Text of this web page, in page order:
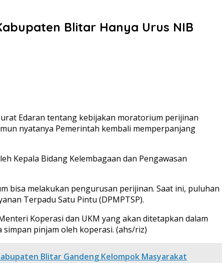
Blitar Hanya Urus NIB
Edaran tentang kebijakan moratorium perijinan
nyatanya Pemerintah kembali memperpanjang
Kepala Bidang Kelembagaan dan Pengawasan
bisa melakukan pengurusan perijinan. Saat ini, puluhan
Terpadu Satu Pintu (DPMPTSP).
Koperasi dan UKM yang akan ditetapkan dalam
pinjam oleh koperasi. (ahs/riz)
Blitar Gandeng Kelompok Masyarakat